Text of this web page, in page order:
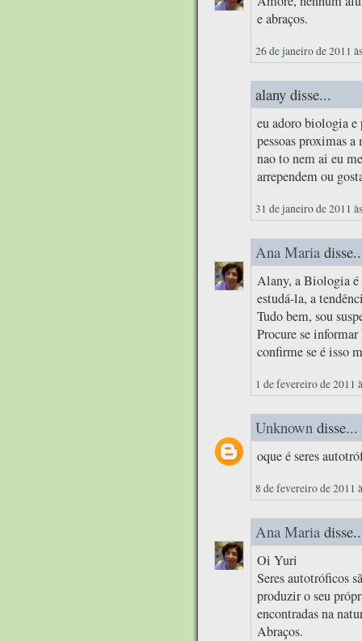
e abraços.
26 de janeiro de 2011
alany disse...
eu adoro biologia e
pessoas proximas
nao to nem ai eu
arrependem ou
31 de janeiro de 2011
Ana Maria
Alany, a Biologia é
estudá-la, a
Tudo bem, sou
Procure se informar
confirme se é isso
1 de fevereiro de 2011
Unknown disse...
oque é seres
8 de fevereiro de 2011
Ana Maria
Oi Yuri
Seres autotróficos
produzir o seu
encontradas na
Abraços.